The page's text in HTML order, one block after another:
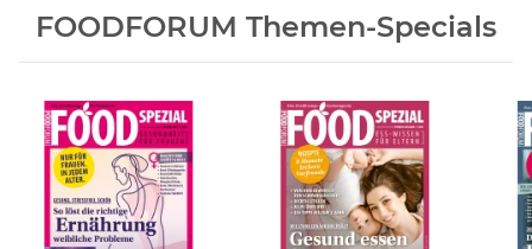
FOODFORUM Themen-Specials